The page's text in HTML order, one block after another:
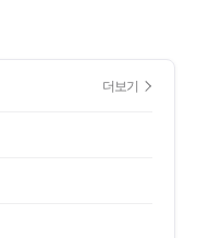
더보기